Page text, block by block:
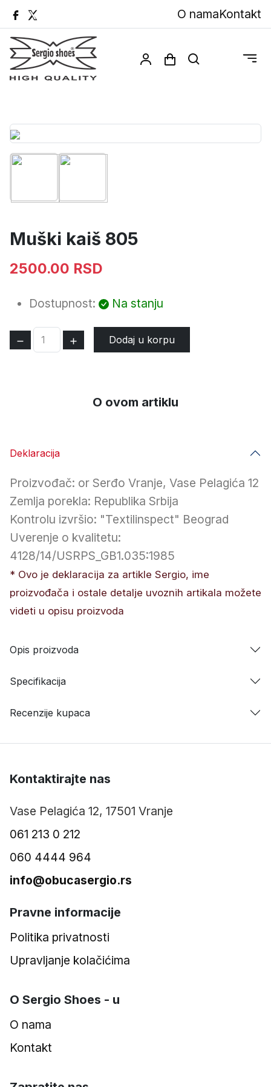
O namaKontakt
Muški kaiš 805
2500.00 RSD
Dostupnost: Na stanju
Dodaj u korpu
O ovom artiklu
Deklaracija
Proizvođač: or Serđo Vranje, Vase Pelagića 12
Zemlja porekla: Republika Srbija
Kontrolu izvršio: "Textilinspect" Beograd
Uverenje o kvalitetu:
4128/14/USRPS_GB1.035:1985
* Ovo je deklaracija za artikle Sergio, ime
proizvođača i ostale detalje uvoznih artikala možete
videti u opisu proizvoda
Opis proizvoda
Specifikacija
Recenzije kupaca
Kontaktirajte nas
Vase Pelagića 12, 17501 Vranje
061 213 0 212
060 4444 964
info@obucasergio.rs
Pravne informacije
Politika privatnosti
Upravljanje kolačićima
O Sergio Shoes - u
O nama
Kontakt